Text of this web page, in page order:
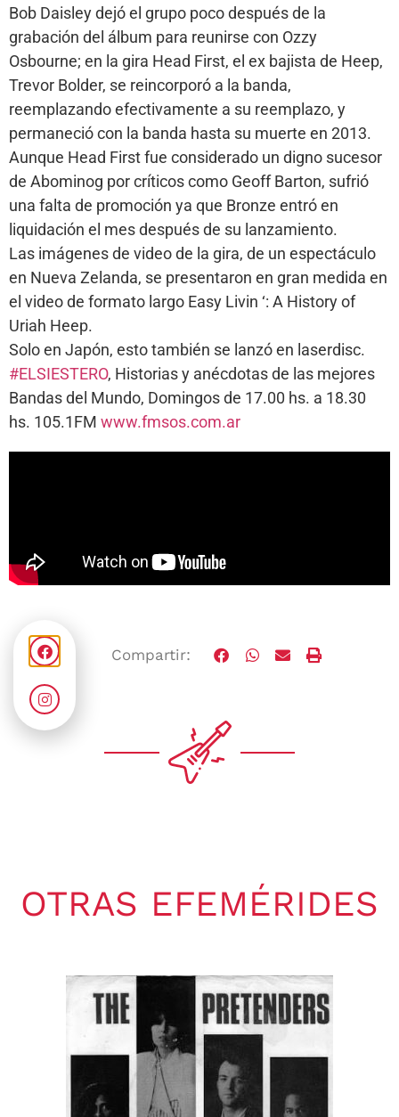
Bob Daisley dejó el grupo poco después de la
grabación del álbum para reunirse con Ozzy
Osbourne; en la gira Head First, el ex bajista de Heep,
Trevor Bolder, se reincorporó a la banda,
reemplazando efectivamente a su reemplazo, y
permaneció con la banda hasta su muerte en 2013.
Aunque Head First fue considerado un digno sucesor
de Abominog por críticos como Geoff Barton, sufrió
una falta de promoción ya que Bronze entró en
liquidación el mes después de su lanzamiento.
Las imágenes de video de la gira, de un espectáculo
en Nueva Zelanda, se presentaron en gran medida en
el video de formato largo Easy Livin ‘: A History of
Uriah Heep.
Solo en Japón, esto también se lanzó en laserdisc.
#ELSIESTERO, Historias y anécdotas de las mejores
Bandas del Mundo, Domingos de 17.00 hs. a 18.30
hs. 105.1FM www.fmsos.com.ar
Compartir:
OTRAS EFEMÉRIDES
Gaby Ponchs
agosto 5, 2026
No hay comentarios